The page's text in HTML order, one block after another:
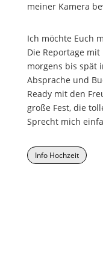
meiner Kamera
Ich möchte Euch
Die Reportage
morgens bis spät
Absprache und
Ready mit den
große Fest, die
Sprecht mich
Info Hochzeit